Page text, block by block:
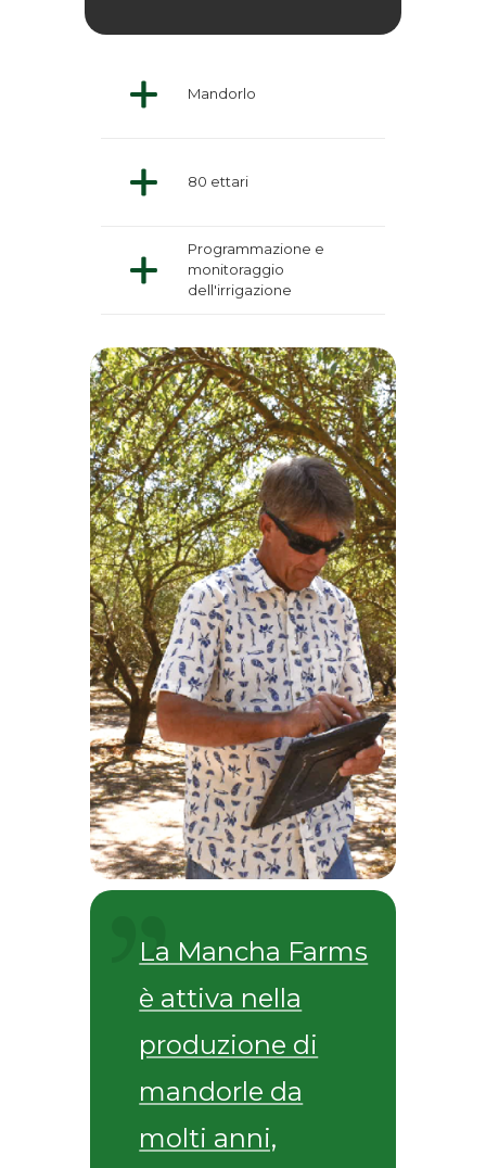
Mandorlo
80 ettari
Programmazione e
monitoraggio
dell'irrigazione
La Mancha Farms
è attiva nella
produzione di
mandorle da
molti anni,